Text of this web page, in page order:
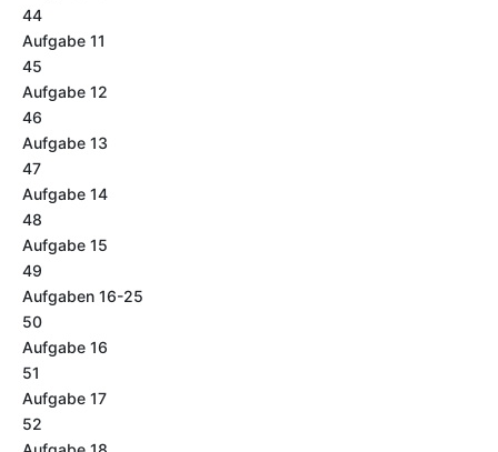
44
Aufgabe 11
45
Aufgabe 12
46
Aufgabe 13
47
Aufgabe 14
48
Aufgabe 15
49
Aufgaben 16-25
50
Aufgabe 16
51
Aufgabe 17
52